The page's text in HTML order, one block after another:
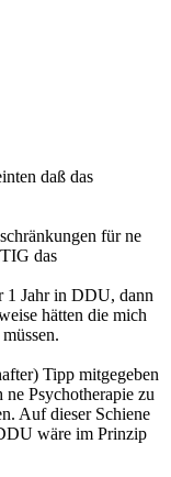
daß das
für ne
das
1 Jahr in DDU, dann
hätten die mich
Tipp mitgegeben
ne Psychotherapie zu
Auf dieser Schiene
wäre im Prinzip